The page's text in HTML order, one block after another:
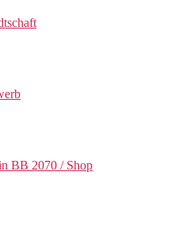
BB 2070 / Shop